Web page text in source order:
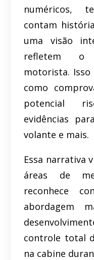
numéricos,
contam
uma visão
refletem o
motorista. Isso
como
potencial
evidências
volante e mais.
Essa narrativa
áreas de
reconhece
abordagem
controle total
na cabine